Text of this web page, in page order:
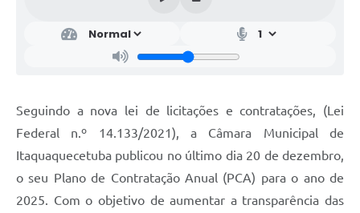
Seguindo a nova lei de licitações e contratações, (Lei
Federal n.º 14.133/2021), a Câmara Municipal de
Itaquaquecetuba publicou no último dia 20 de dezembro,
o seu Plano de Contratação Anual (PCA) para o ano de
2025. Com o objetivo de aumentar a transparência das